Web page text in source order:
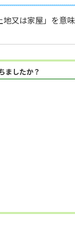
地又は家屋」を意
ましたか？